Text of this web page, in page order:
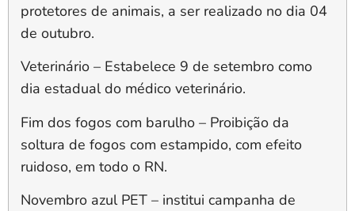
protetores de animais, a ser realizado no dia 04
de outubro.
Veterinário – Estabelece 9 de setembro como
dia estadual do médico veterinário.
Fim dos fogos com barulho – Proibição da
soltura de fogos com estampido, com efeito
ruidoso, em todo o RN.
Novembro azul PET – institui campanha de